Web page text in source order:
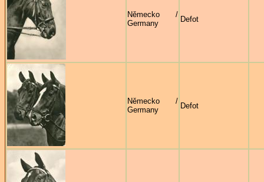
Německo /
Germany
Defot
Německo /
Germany
Defot